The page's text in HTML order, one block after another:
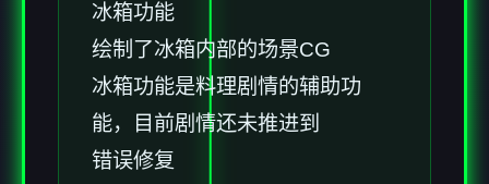
冰箱功能
绘制了冰箱内部的场景CG
冰箱功能是料理剧情的辅助功
能，目前剧情还未推进到
错误修复